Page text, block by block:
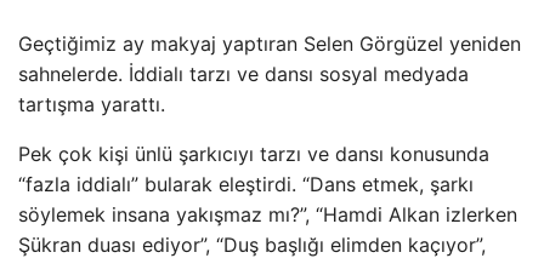
Geçtiğimiz ay makyaj yaptıran Selen Görgüzel yeniden
sahnelerde. İddialı tarzı ve dansı sosyal medyada
tartışma yarattı.
Pek çok kişi ünlü şarkıcıyı tarzı ve dansı konusunda
“fazla iddialı” bularak eleştirdi. “Dans etmek, şarkı
söylemek insana yakışmaz mı?”, “Hamdi Alkan izlerken
Şükran duası ediyor”, “Duş başlığı elimden kaçıyor”,